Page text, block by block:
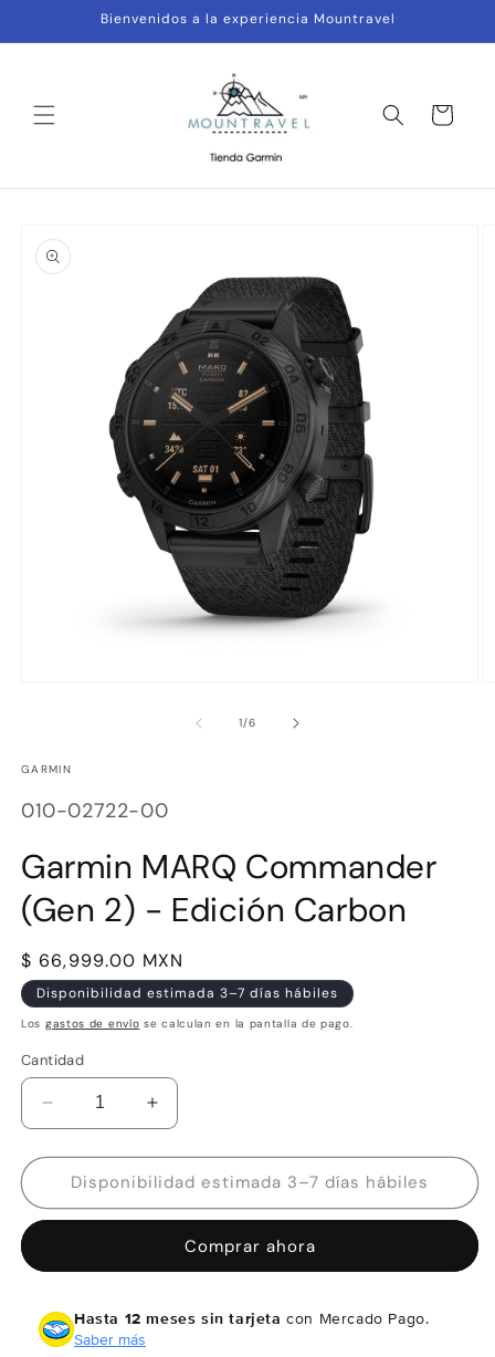
directamente
al contenido
Bienvenidos a la experiencia Mountravel
Carrito
información
una
modal
1/de
6
GARMIN
SKU:
010-02722-00
Garmin MARQ Commander
(Gen 2) - Edición Carbon
Precio
habitual
$ 66,999.00 MXN
Disponibilidad estimada 3–7 días hábiles
Los gastos de envío se calculan en la pantalla de pago.
Cantidad
Reducir
cantidad
para
Garmin
MARQ
2)
Edición
Carbon
Aumentar
cantidad
para
Garmin
MARQ
(Gen
2)
Edición
Disponibilidad estimada 3–7 días hábiles
Comprar ahora
Hasta 12 meses sin tarjeta con Mercado Pago.
Saber más